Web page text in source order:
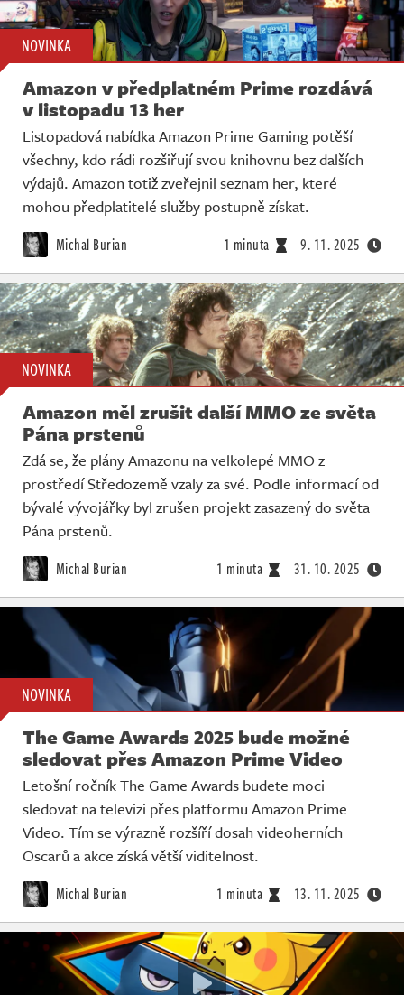
NOVINKA
Amazon v předplatném Prime rozdává
v listopadu 13 her
Listopadová nabídka Amazon Prime Gaming potěší
všechny, kdo rádi rozšiřují svou knihovnu bez dalších
výdajů. Amazon totiž zveřejnil seznam her, které
mohou předplatitelé služby postupně získat.
Michal Burian 1 minuta 9. 11. 2025
NOVINKA
Amazon měl zrušit další MMO ze světa
Pána prstenů
Zdá se, že plány Amazonu na velkolepé MMO z
prostředí Středozemě vzaly za své. Podle informací od
bývalé vývojářky byl zrušen projekt zasazený do světa
Pána prstenů.
Michal Burian 1 minuta 31. 10. 2025
NOVINKA
The Game Awards 2025 bude možné
sledovat přes Amazon Prime Video
Letošní ročník The Game Awards budete moci
sledovat na televizi přes platformu Amazon Prime
Video. Tím se výrazně rozšíří dosah videoherních
Oscarů a akce získá větší viditelnost.
Michal Burian 1 minuta 13. 11. 2025